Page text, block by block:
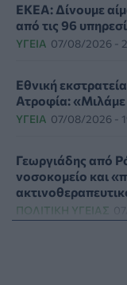
ΕΚΕΑ: Δίνουμε
από τις 96
ΥΓΕΊΑ 07/08/2026 -
Εθνική
Ατροφία:
ΥΓΕΊΑ 07/08/2026 -
Γεωργιάδης από
νοσοκομείο και
ΠΟΛΙΤΙΚΉ ΥΓΕΊΑΣ